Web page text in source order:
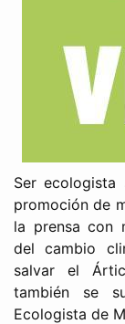
Ser
promoción de
la prensa con
del cambio
salvar el
también se
Ecologista de